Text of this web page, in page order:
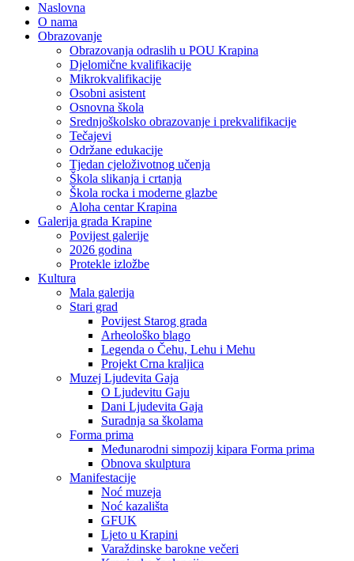
Naslovna
O nama
Obrazovanje
Obrazovanja odraslih u POU Krapina
Djelomične kvalifikacije
Mikrokvalifikacije
Osobni asistent
Osnovna škola
Srednjoškolsko obrazovanje i prekvalifikacije
Tečajevi
Održane edukacije
Tjedan cjeloživotnog učenja
Škola slikanja i crtanja
Škola rocka i moderne glazbe
Aloha centar Krapina
Galerija grada Krapine
Povijest galerije
2026 godina
Protekle izložbe
Kultura
Mala galerija
Stari grad
Povijest Starog grada
Arheološko blago
Legenda o Čehu, Lehu i Mehu
Projekt Crna kraljica
Muzej Ljudevita Gaja
O Ljudevitu Gaju
Dani Ljudevita Gaja
Suradnja sa školama
Forma prima
Međunarodni simpozij kipara Forma prima
Obnova skulptura
Manifestacije
Noć muzeja
Noć kazališta
GFUK
Ljeto u Krapini
Varaždinske barokne večeri